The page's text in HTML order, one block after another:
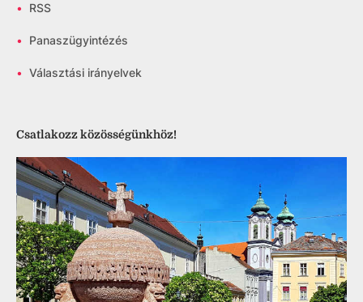
• RSS
• Panaszügyintézés
• Választási irányelvek
Csatlakozz közösségünkhöz!